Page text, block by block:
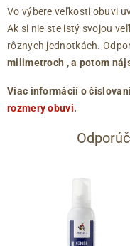
Vo výbere veľkosti obuvi
Ak si nie ste istý svojou
rôznych jednotkách.
milimetroch , a potom
Viac informácií o
rozmery obuvi.